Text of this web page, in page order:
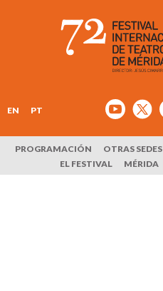
EN PT
PROGRAMACIÓN OTRAS SEDES
EL FESTIVAL
MÉRIDA